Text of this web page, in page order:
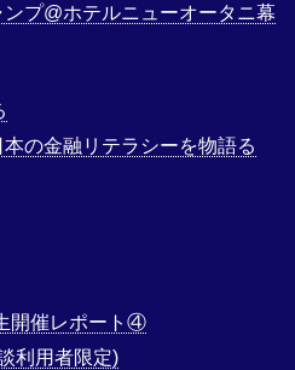
プ@ホテルニューオータニ幕
の金融リテラシーを物語る
開催レポート④
利用者限定)